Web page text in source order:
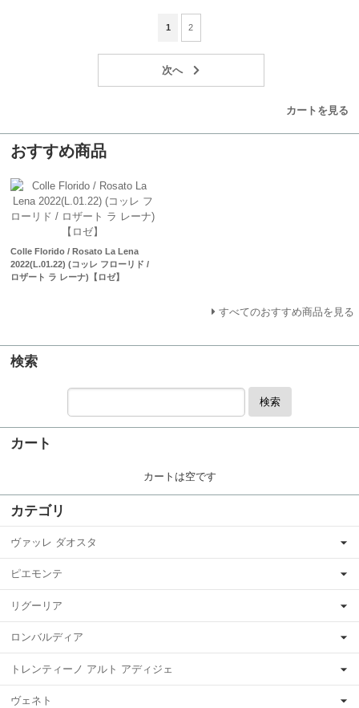
1 2
カートを見る
おすすめ商品
Colle Florido / Rosato La Lena
2022(L.01.22) (コッレ フローリド /
ロザート ラ レーナ)【ロゼ】
すべてのおすすめ商品を見る
検索
検索
カート
カートは空です
カテゴリ
ヴァッレ ダオスタ
ピエモンテ
リグーリア
ロンバルディア
トレンティーノ アルト アディジェ
ヴェネト